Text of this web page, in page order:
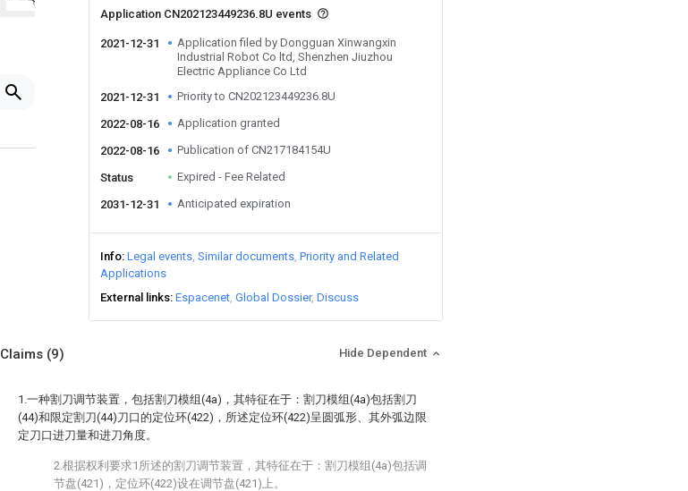
Application CN202123449236.8U events
2021-12-31
Application filed by Dongguan Xinwangxin
Industrial Robot Co ltd, Shenzhen Jiuzhou
Electric Appliance Co Ltd
2021-12-31
Priority to CN202123449236.8U
2022-08-16 Application granted
2022-08-16 Publication of CN217184154U
Status Expired - Fee Related
2031-12-31 Anticipated expiration
Info Legal events Similar documents Priority and Related
Applications
External links Espacenet Global Dossier Discuss
Claims (9) Hide Dependent
1.一种割刀调节装置，包括割刀模组(4a)，其特征在于：割刀模组(4a)包括割刀
(44)和限定割刀(44)刀口的定位环(422)，所述定位环(422)呈圆弧形、其外弧边限
定刀口进刀量和进刀角度。
2.根据权利要求1所述的割刀调节装置，其特征在于：割刀模组(4a)包括调
节盘(421)，定位环(422)设在调节盘(421)上。